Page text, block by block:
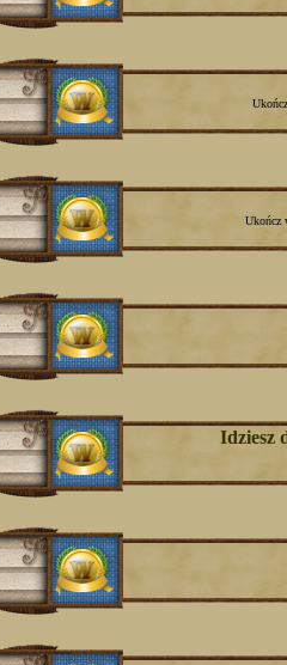
Ukończ
Idziesz